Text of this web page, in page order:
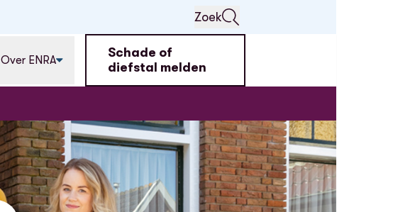
Zoek
Over ENRA
Schade of
diefstal melden